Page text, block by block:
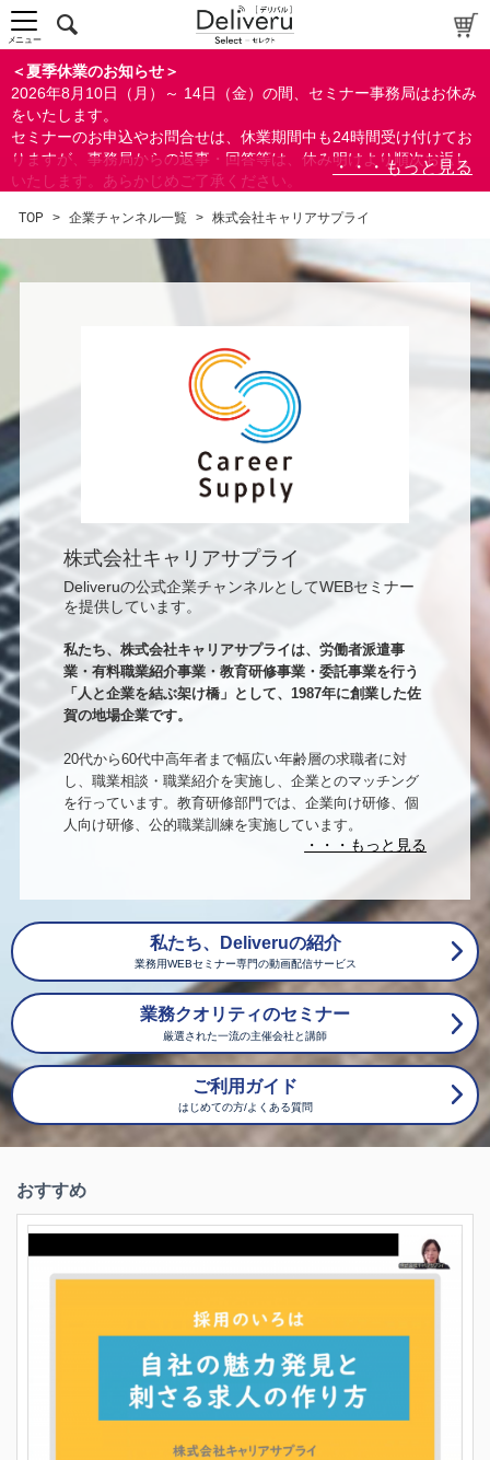
＜夏季休業のお知らせ＞
2026年8月10日（月）～ 14日（金）の間、セミナー事務局はお休み
をいたします。
セミナーのお申込やお問合せは、休業期間中も24時間受け付けてお
りますが、事務局からの返事・回答等は、休み明けより順次お返し
いたします。あらかじめご了承ください。
ができます。
メニュー
TOP > 企業チャンネル一覧 > 株式会社キャリアサプライ
株式会社キャリアサプライ
Deliveruの公式企業チャンネルとしてWEBセミナー
を提供しています。
私たち、株式会社キャリアサプライは、労働者派遣事
業・有料職業紹介事業・教育研修事業・委託事業を行う
「人と企業を結ぶ架け橋」として、1987年に創業した佐
賀の地場企業です。
20代から60代中高年者まで幅広い年齢層の求職者に対
し、職業相談・職業紹介を実施し、企業とのマッチング
を行っています。教育研修部門では、企業向け研修、個
人向け研修、公的職業訓練を実施しています。
キャリアサプライは、総合人材サービス企業として 福
はIT系（開発・インフラエンジニア）・Webデザイン・
総務、事務などのオフィス系全般です。採用支援から教
育訓練 社内研修など 定着と育成をしっかりサポート
します。
私たち、Deliveruの紹介
業務用WEBセミナー専門の動画配信サービス
業務クオリティのセミナー
厳選された一流の主催会社と講師
ご利用ガイド
はじめての方/よくある質問
おすすめ